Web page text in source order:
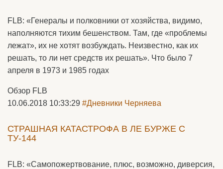
FLB: «Генералы и полковники от хозяйства, видимо,
наполняются тихим бешенством. Там, где «проблемы
лежат», их не хотят возбуждать. Неизвестно, как их
решать, то ли нет средств их решать». Что было 7
апреля в 1973 и 1985 годах
Обзор FLB
10.06.2018 10:33:29 #Дневники Черняева
СТРАШНАЯ КАТАСТРОФА В ЛЕ БУРЖЕ С
ТУ-144
FLB: «Самопожертвование, плюс, возможно, диверсия,